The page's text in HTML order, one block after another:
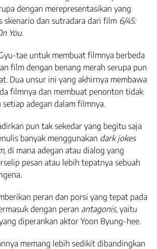
dengan merepresentasikan yang
skenario dan sutradara dari film 6/45:
You.
tae untuk membuat filmnya berbeda
film dengan benang merah serupa pun
Dua unsur ini yang akhirnya membawa
filmnya dan membuat penonton tidak
adegan dalam filmnya.
pun tak sekedar yang begitu saja
banyak menggunakan dark jokes
, di mana adegan atau dialog yang
pesan atau lebih tepatnya sebuah
peran dan porsi yang tepat pada
dengan peran antagonis, yaitu
diperankan aktor Yoon Byung-hee.
memang lebih sedikit dibandingkan